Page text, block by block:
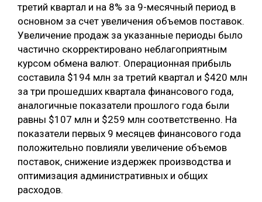
третий квартал и на 8% за 9-месячный период в
основном за счет увеличения объемов поставок.
Увеличение продаж за указанные периоды было
частично скорректировано неблагоприятным
курсом обмена валют. Операционная прибыль
составила $194 млн за третий квартал и $420 млн
за три прошедших квартала финансового года,
аналогичные показатели прошлого года были
равны $107 млн и $259 млн соответственно. На
показатели первых 9 месяцев финансового года
положительно повлияли увеличение объемов
поставок, снижение издержек производства и
оптимизация административных и общих
расходов.